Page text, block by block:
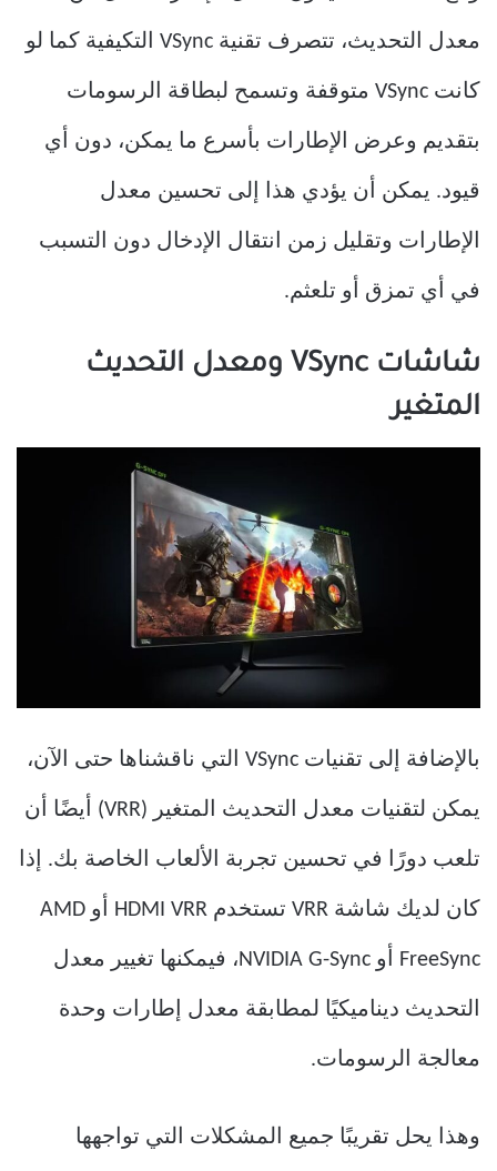
معدل التحديث، تتصرف تقنية VSync التكيفية كما لو
كانت VSync متوقفة وتسمح لبطاقة الرسومات
بتقديم وعرض الإطارات بأسرع ما يمكن، دون أي
قيود. يمكن أن يؤدي هذا إلى تحسين معدل
الإطارات وتقليل زمن انتقال الإدخال دون التسبب
في أي تمزق أو تلعثم.
شاشات VSync ومعدل التحديث
المتغير
بالإضافة إلى تقنيات VSync التي ناقشناها حتى الآن،
يمكن لتقنيات معدل التحديث المتغير (VRR) أيضًا أن
تلعب دورًا في تحسين تجربة الألعاب الخاصة بك. إذا
كان لديك شاشة VRR تستخدم HDMI VRR أو AMD
FreeSync أو NVIDIA G-Sync، فيمكنها تغيير معدل
التحديث ديناميكيًا لمطابقة معدل إطارات وحدة
معالجة الرسومات.
وهذا يحل تقريبًا جميع المشكلات التي تواجهها